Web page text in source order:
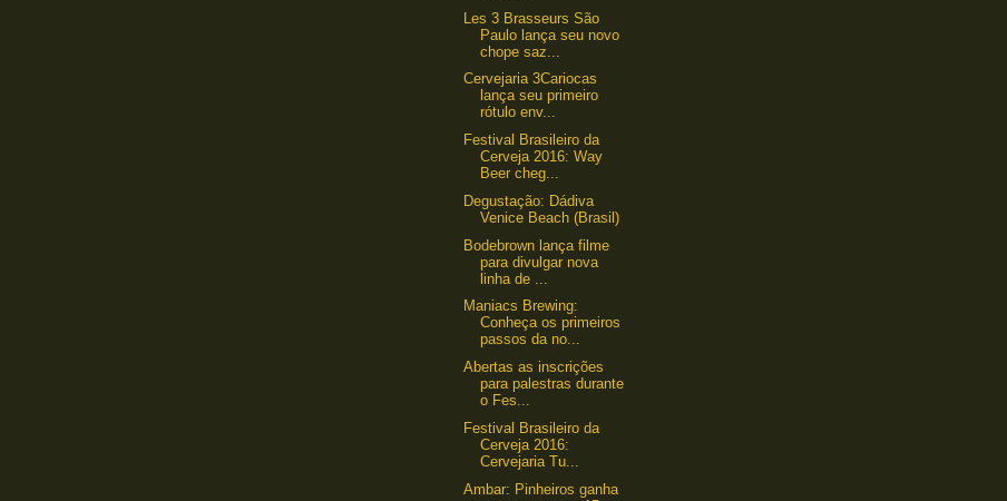
Les 3 Brasseurs São
Paulo lança seu novo
chope saz...
Cervejaria 3Cariocas
lança seu primeiro
rótulo env...
Festival Brasileiro da
Cerveja 2016: Way
Beer cheg...
Degustação: Dádiva
Venice Beach (Brasil)
Bodebrown lança filme
para divulgar nova
linha de ...
Maniacs Brewing:
Conheça os primeiros
passos da no...
Abertas as inscrições
para palestras durante
o Fes...
Festival Brasileiro da
Cerveja 2016:
Cervejaria Tu...
Ambar: Pinheiros ganha